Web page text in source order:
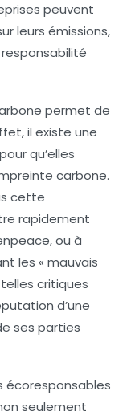
peuvent
leurs émissions,
responsabilité
permet de
il existe une
qu’elles
carbone.
cette
rapidement
ou à
les « mauvais
critiques
d’une
ses parties
écoresponsables
seulement